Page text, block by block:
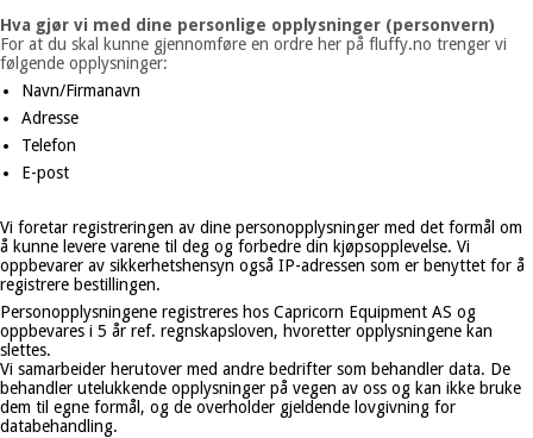
Hva gjør vi med dine personlige opplysninger (personvern)
For at du skal kunne gjennomføre en ordre her på fluffy.no trenger vi
følgende opplysninger:
Navn/Firmanavn
Adresse
Telefon
E-post
Vi foretar registreringen av dine personopplysninger med det formål om
å kunne levere varene til deg og forbedre din kjøpsopplevelse. Vi
oppbevarer av sikkerhetshensyn også IP-adressen som er benyttet for å
registrere bestillingen.
Personopplysningene registreres hos Capricorn Equipment AS og
oppbevares i 5 år ref. regnskapsloven, hvoretter opplysningene kan
slettes.
Vi samarbeider herutover med andre bedrifter som behandler data. De
behandler utelukkende opplysninger på vegen av oss og kan ikke bruke
dem til egne formål, og de overholder gjeldende lovgivning for
databehandling.